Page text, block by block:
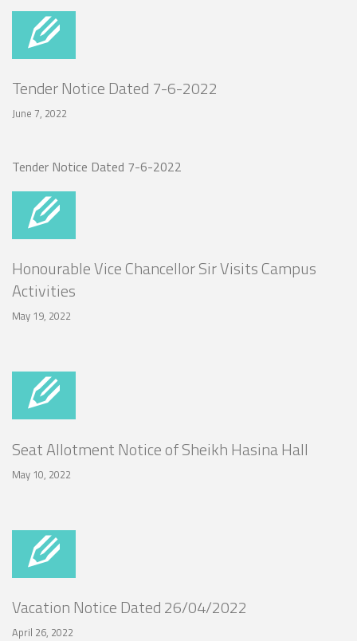
Tender Notice Dated 7-6-2022
June 7, 2022
Tender Notice Dated 7-6-2022
Honourable Vice Chancellor Sir Visits Campus
Activities
May 19, 2022
Seat Allotment Notice of Sheikh Hasina Hall
May 10, 2022
Vacation Notice Dated 26/04/2022
April 26, 2022